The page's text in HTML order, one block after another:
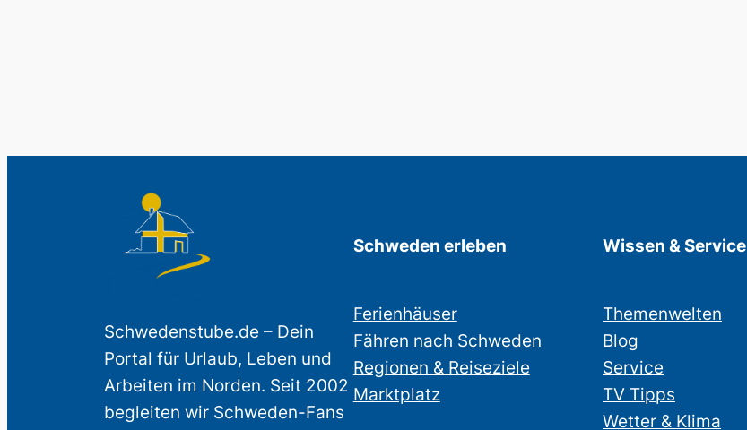
Schwedenstube.de – Dein
Portal für Urlaub, Leben und
Arbeiten im Norden. Seit 2002
begleiten wir Schweden-Fans
Schweden erleben
Ferienhäuser
Fähren nach Schweden
Regionen & Reiseziele
Marktplatz
Wissen & Service
Themenwelten
Blog
Service
TV Tipps
Wetter & Klima